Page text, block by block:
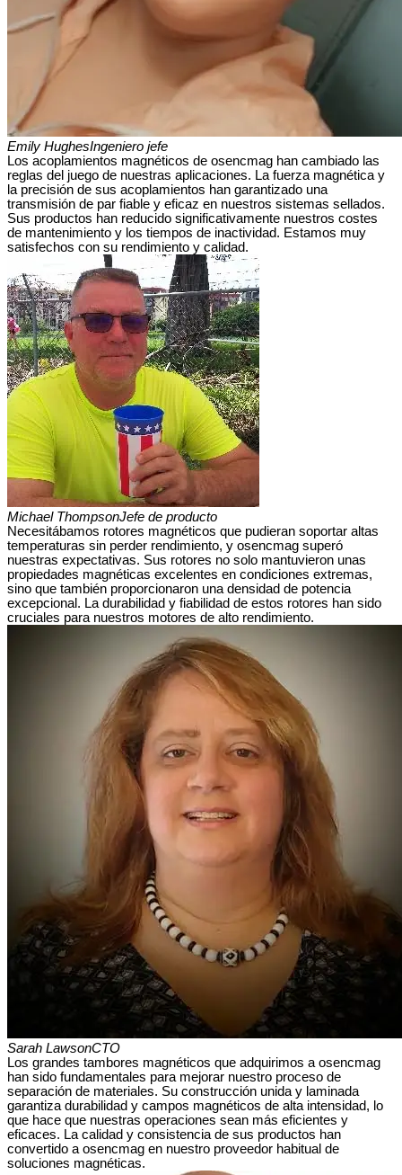
Emily HughesIngeniero jefe
Los acoplamientos magnéticos de osencmag han cambiado las
reglas del juego de nuestras aplicaciones. La fuerza magnética y
la precisión de sus acoplamientos han garantizado una
transmisión de par fiable y eficaz en nuestros sistemas sellados.
Sus productos han reducido significativamente nuestros costes
de mantenimiento y los tiempos de inactividad. Estamos muy
satisfechos con su rendimiento y calidad.
Michael ThompsonJefe de producto
Necesitábamos rotores magnéticos que pudieran soportar altas
temperaturas sin perder rendimiento, y osencmag superó
nuestras expectativas. Sus rotores no solo mantuvieron unas
propiedades magnéticas excelentes en condiciones extremas,
sino que también proporcionaron una densidad de potencia
excepcional. La durabilidad y fiabilidad de estos rotores han sido
cruciales para nuestros motores de alto rendimiento.
Sarah LawsonCTO
Los grandes tambores magnéticos que adquirimos a osencmag
han sido fundamentales para mejorar nuestro proceso de
separación de materiales. Su construcción unida y laminada
garantiza durabilidad y campos magnéticos de alta intensidad, lo
que hace que nuestras operaciones sean más eficientes y
eficaces. La calidad y consistencia de sus productos han
convertido a osencmag en nuestro proveedor habitual de
soluciones magnéticas.